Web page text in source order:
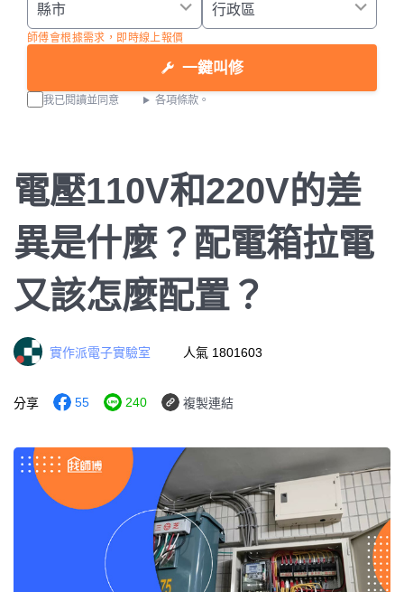
師傅會根據需求，即時線上報價
一鍵叫修
我已閱讀並同意 各項條款。
電壓110V和220V的差
異是什麼？配電箱拉電
又該怎麼配置？
實作派電子實驗室 人氣 1801603
分享 55 240 複製連結